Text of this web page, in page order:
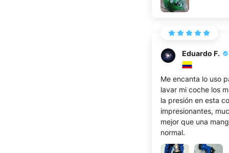
Eduardo F.
Me encanta lo uso
lavar mi coche los
la presión en esta
impresionantes,
mejor que una
normal.